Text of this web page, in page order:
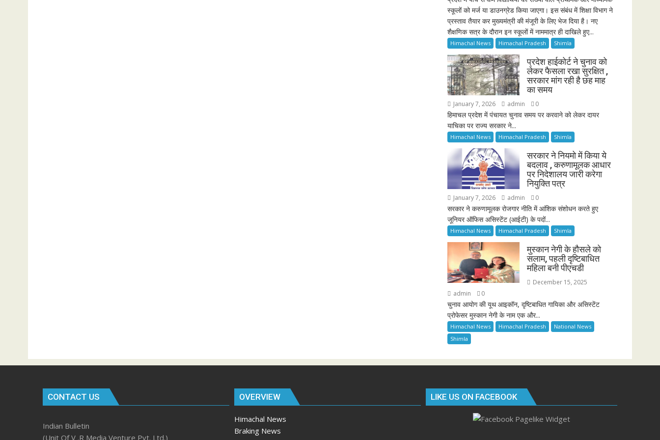
स्कूलों को मर्ज या डाउनग्रेड किया जाएगा। इस संबंध में शिक्षा विभाग ने
प्रस्ताव तैयार कर मुख्यमंत्री की मंजूरी के लिए भेज दिया है। नए
शैक्षणिक सत्र के दौरान इन स्कूलों में नाममात्र ही दाखिले हुए...
Himachal News Himachal Pradesh Shimla
प्रदेश हाईकोर्ट ने चुनाव को
लेकर फैसला रखा सुरक्षित ,
सरकार मांग रही है छह माह
का समय
January 7, 2026 admin 0
हिमाचल प्रदेश में पंचायत चुनाव समय पर करवाने को लेकर दायर
याचिका पर राज्य सरकार ने...
Himachal News Himachal Pradesh Shimla
सरकार ने नियमो में किया ये
बदलाव , करुणामूलक आधार
पर निदेशालय जारी करेगा
नियुक्ति पत्र
January 7, 2026 admin 0
सरकार ने करुणामूलक रोजगार नीति में आंशिक संशोधन करते हुए
जूनियर ऑफिस असिस्टेंट (आईटी) के पदों...
Himachal News Himachal Pradesh Shimla
मुस्कान नेगी के हौसले को
सलाम, पहली दृष्टिबाधित
महिला बनी पीएचडी
December 15, 2025
admin
0
चुनाव आयोग की यूथ आइकॉन, दृष्टिबाधित गायिका और असिस्टेंट
प्रोफेसर मुस्कान नेगी के नाम एक और...
Himachal News Himachal Pradesh
National News
Shimla
CONTACT US
Indian Bulletin
(Unit Of V .R Media Venture Pvt. Ltd.)
OVERVIEW
Himachal News
Braking News
LIKE US ON FACEBOOK